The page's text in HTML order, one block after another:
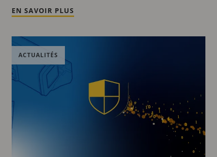
EN SAVOIR PLUS
ACTUALITÉS